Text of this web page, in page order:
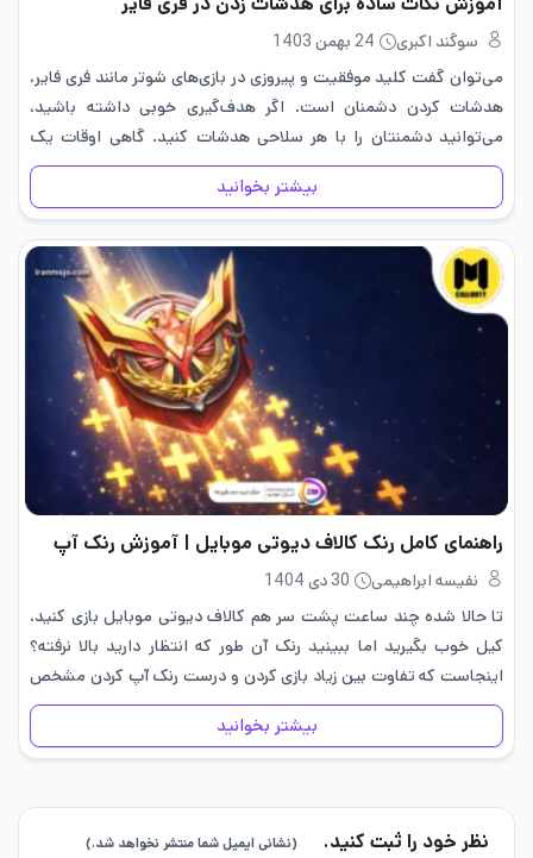
سوگند اکبری
24 بهمن 1403
می‌توان گفت کلید موفقیت و پیروزی در بازی‌های شوتر مانند فری فایر،
هدشات کردن دشمنان است. اگر هدف‌گیری خوبی داشته باشید،
می‌توانید دشمنتان را با هر سلاحی هدشات کنید. گاهی اوقات یک
هدشات می‌تواند تفاوت بین پیروزی یا باخت اسکواد…
بیشتر بخوانید
راهنمای کامل رنک کالاف دیوتی موبایل | آموزش رنک آپ
نفیسه ابراهیمی
30 دی 1404
تا حالا شده چند ساعت پشت سر هم کالاف دیوتی موبایل بازی کنید،
کیل خوب بگیرید اما ببینید رنک آن طور که انتظار دارید بالا نرفته؟
اینجاست که تفاوت بین زیاد بازی کردن و درست رنک آپ کردن مشخص
می…
بیشتر بخوانید
نظر خود را ثبت کنید. (نشانی ایمیل شما منتشر نخواهد شد.)